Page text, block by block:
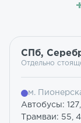
СПб,
Отдельно
м.
Автобусы: 127,
Трамваи: 55,